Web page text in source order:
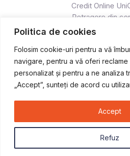
Politica de cookies
Folosim cookie-uri pentru a vă
navigare, pentru a vă oferi reclame
personalizat și pentru a ne analiza
„Accept”, sunteți de acord cu
Refuz
Accept
Credit Online
Retragere din
Copyright © 2026 Atv &